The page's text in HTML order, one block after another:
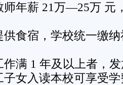
师年薪 21万—25万 元
供食宿，学校统一缴
满 1 年及以上者，
女入读本校可享受